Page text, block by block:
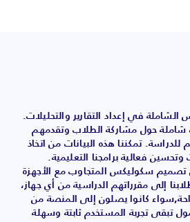
في إعداد التقارير والتحليلات.
شاملة حول مشاركة الطلاب وتقدمهم
تمكننا هذه البيانات من اتخاذ
فعالية برامجنا التعليمية.
سكوليكس المتجاوب مع الأجهزة
إلى مقرراتهم الدراسية من أي جهاز،
كانوا يصلون إلى المنصة من
تبقى تجربة المستخدم ثابتة وسهلة